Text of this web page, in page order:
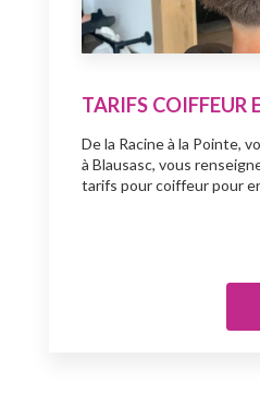
TARIFS COIFFEUR
De la Racine à la Pointe,
à Blausasc, vous
tarifs pour coiffeur pour